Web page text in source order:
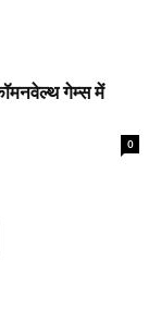
गेम्स में
0